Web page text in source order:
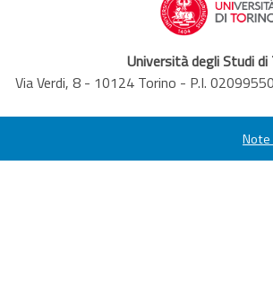
Università degli Studi di
Via Verdi, 8 - 10124 Torino - P.I.
Note